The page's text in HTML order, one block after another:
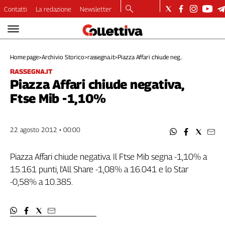
Video
Dirette
Longform
Copertine
Economia
Ambiente
Welfare
Italia
Internazionale
Categorie
Contatti La redazione Newsletter
Home page>Archivio Storico>rassegna.it>Piazza Affari chiude neg...
RASSEGNA.IT
Piazza Affari chiude negativa,
Ftse Mib -1,10%
22 agosto 2012 • 00:00
Piazza Affari chiude negativa. Il Ftse Mib segna -1,10% a
15.161 punti, l'All Share -1,08% a 16.041 e lo Star
-0,58% a 10.385.